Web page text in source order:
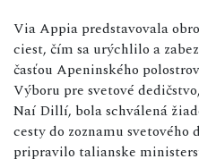
Via Appia predstavovala
ciest, čím sa urýchlilo a
časťou Apeninského
Výboru pre svetové
Naí Dillí, bola schválená
cesty do zoznamu svetového
pripravilo talianske